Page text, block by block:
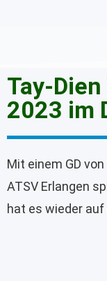
Tay-
2023 im
Mit einem GD
ATSV Erlangen
hat es wieder